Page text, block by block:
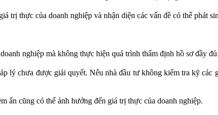
trị thực của doanh nghiệp và nhận diện các vấn đề có thể phát
nghiệp mà không thực hiện quá trình thẩm định hồ sơ đầy đủ.
lý chưa được giải quyết. Nếu nhà đầu tư không kiểm tra kỹ
ẩn cũng có thể ảnh hưởng đến giá trị thực của doanh nghiệp.